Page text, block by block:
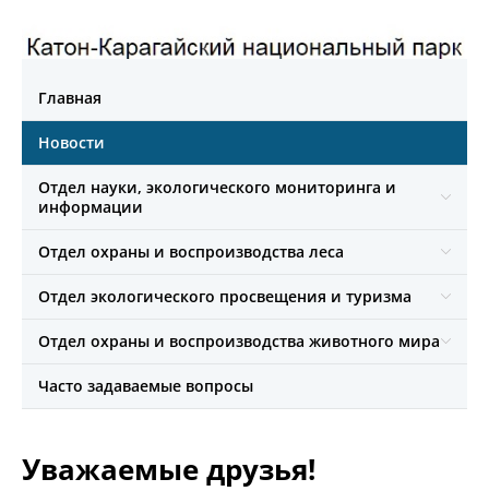
Главная
Новости
Отдел науки, экологического мониторинга и
информации
Отдел охраны и воспроизводства леса
Отдел экологического просвещения и туризма
Отдел охраны и воспроизводства животного мира
Часто задаваемые вопросы
Уважаемые друзья!